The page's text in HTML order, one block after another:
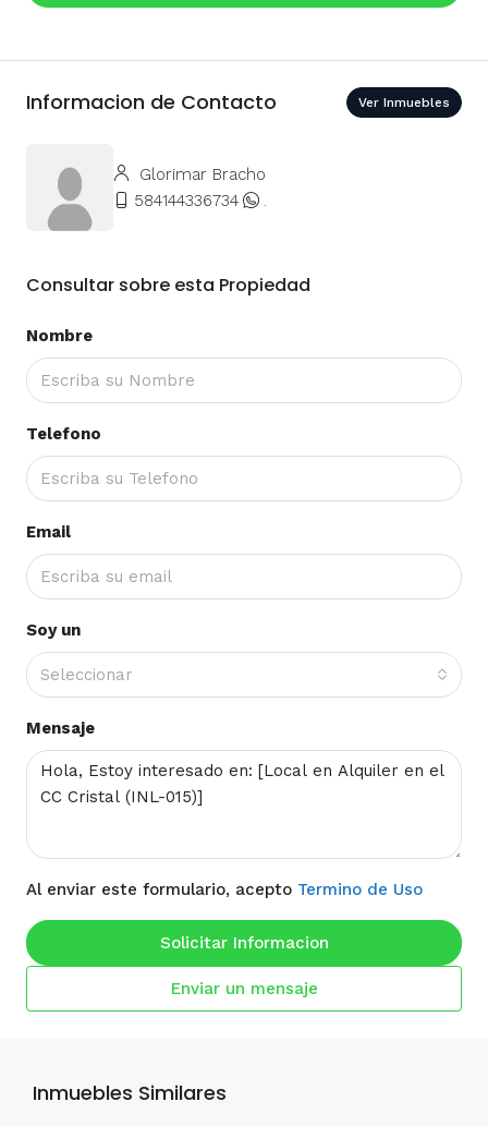
Informacion de Contacto Ver Inmuebles
Glorimar Bracho
584144336734
.
Consultar sobre esta Propiedad
Nombre
Telefono
Email
Soy un
Seleccionar
Mensaje
Al enviar este formulario, acepto Termino de Uso
Solicitar Informacion
Enviar un mensaje
Inmuebles Similares